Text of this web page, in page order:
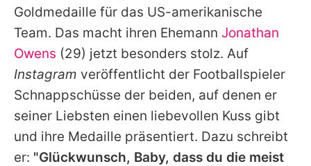
Nutzungsbedingungen
Utiq verwalten
Goldmedaille für das US-amerikanische
Team. Das macht ihren Ehemann Jonathan
Owens (29) jetzt besonders stolz. Auf
Instagram veröffentlicht der Footballspieler
Schnappschüsse der beiden, auf denen er
seiner Liebsten einen liebevollen Kuss gibt
und ihre Medaille präsentiert. Dazu schreibt
er: "Glückwunsch, Baby, dass du die meist